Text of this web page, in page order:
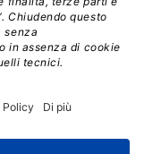
amministrazione,